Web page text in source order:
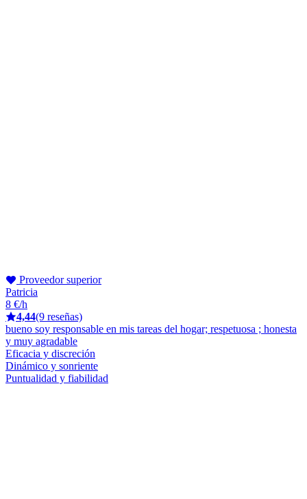
Proveedor superior
Patricia
8 €/h
4,44(9 reseñas)
bueno soy responsable en mis tareas del hogar; respetuosa ; honesta
y muy agradable
Eficacia y discreción
Dinámico y sonriente
Puntualidad y fiabilidad